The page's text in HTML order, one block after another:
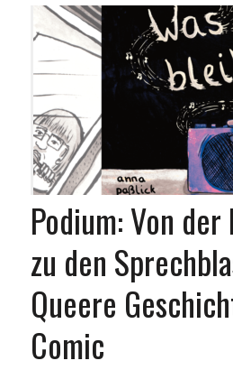
Podium: Von
zu den
Queere
Comic